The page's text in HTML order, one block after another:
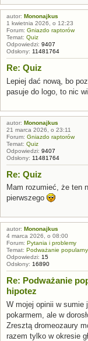
autor: Mononajkus
1 kwietnia 2026, o 12:23
Forum: Gniazdo raptorów
Temat: Quiz
Odpowiedzi: 9407
Odsłony: 11481764
Re: Quiz
Lepiej dać nową, bo
pasuje do logo, to nic
autor: Mononajkus
21 marca 2026, o 23:11
Forum: Gniazdo raptorów
Temat: Quiz
Odpowiedzi: 9407
Odsłony: 11481764
Re: Quiz
Mam rozumieć, że ten
pierwszego
autor: Mononajkus
4 marca 2026, o 08:00
Forum: Pytania i problemy
Temat: Podważanie
Odpowiedzi: 15
Odsłony: 16890
Re: Podważanie
hipotez
W mojej opinii w sumie
pokarmem, ale w
Zresztą dromeozaury
razem tylko w okresie